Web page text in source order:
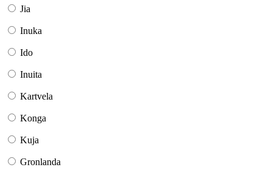
Jia
Inuka
Ido
Inuita
Kartvela
Konga
Kuja
Gronlanda